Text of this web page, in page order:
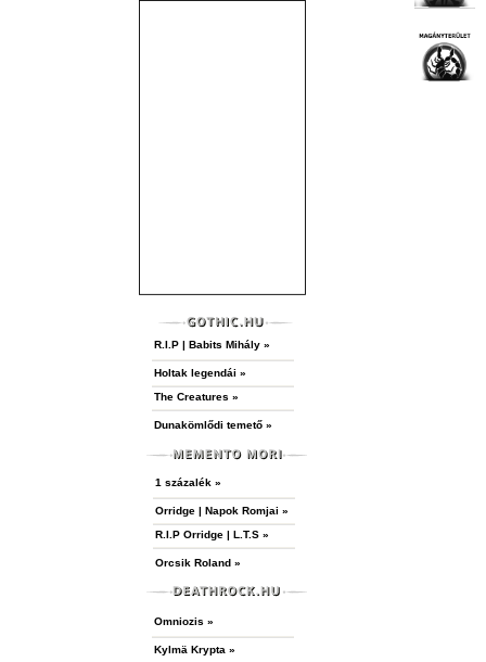
R.I.P | Babits Mihály »
Holtak legendái »
The Creatures »
Dunakömlődi temető »
1 százalék »
Orridge | Napok Romjai »
R.I.P Orridge | L.T.S »
Orcsik Roland »
Omniozis »
Kylmä Krypta »